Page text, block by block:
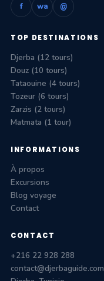
f wa @
TOP DESTINATIONS
Djerba (12 tours)
Douz (10 tours)
Tataouine (4 tours)
Tozeur (6 tours)
Zarzis (2 tours)
Matmata (1 tour)
INFORMATIONS
À propos
Excursions
Blog voyage
Contact
CONTACT
+216 22 928 288
contact@djerbaguide.com